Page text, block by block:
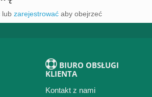
lub zarejestrować aby obejrzeć
BIURO OBSŁUGI
KLIENTA
Kontakt z nami